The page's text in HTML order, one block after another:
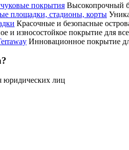
покрытия Высокопрочный
площадки, стадионы, корты
Красочные и безопасные
и износостойкое покрытие для
Инновационное покрытие
юридических лиц